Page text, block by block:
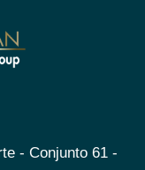
- Conjunto 61 -